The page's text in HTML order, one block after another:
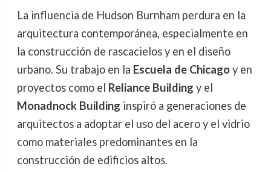
La influencia de Hudson Burnham perdura en la
arquitectura contemporánea, especialmente en
la construcción de rascacielos y en el diseño
urbano. Su trabajo en la Escuela de Chicagoy en
proyectos como el Reliance Building y el
Monadnock Building inspiró a generaciones de
arquitectos a adoptar el uso del acero y el vidrio
como materiales predominantes en la
construcción de edificios altos.